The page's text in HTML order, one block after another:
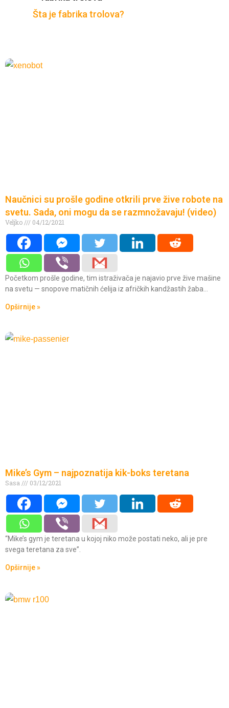
Šta je fabrika trolova?
Naučnici su prošle godine otkrili prve žive robote na
svetu. Sada, oni mogu da se razmnožavaju! (video)
Veljko 04/12/2021
Početkom prošle godine, tim istraživača je najavio prve žive mašine
na svetu — snopove matičnih ćelija iz afričkih kandžastih žaba…
Opširnije »
Mike’s Gym – najpoznatija kik-boks teretana
Sasa 03/12/2021
“Mike’s gym je teretana u kojoj niko može postati neko, ali je pre
svega teretana za sve”.
Opširnije »